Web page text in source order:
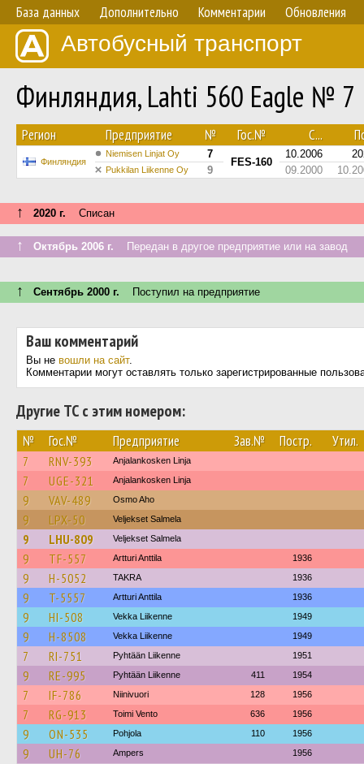
База данных Дополнительно Комментарии Обновления
Автобусный транспорт
Финляндия, Lahti 560 Eagle № 7
Регион Предприятие № Гос.№ С...
Финляндия
Niemisen Linjat Oy 7
FES-160
10.2006
Pukkilan Liikenne Oy 9 09.2000
↑ 2020 г. Списан
↑ Октябрь 2006 г. Передан в другое предприятие или на завод
↑ Сентябрь 2000 г. Поступил на предприятие
Ваш комментарий
Вы не вошли на сайт.
Комментарии могут оставлять только зарегистрированные
Другие ТС с этим номером:
№ Гос.№ Предприятие Зав.№ Постр. Утил.
7 RNV-393 Anjalankosken Linja
7 UGE-321 Anjalankosken Linja
9 VAV-489 Osmo Aho
9 LPX-50 Veljekset Salmela
9 LHU-809 Veljekset Salmela
9 TF-557 Artturi Anttila 1936
9 H-5052 TAKRA 1936
9 T-5557 Artturi Anttila 1936
9 HI-508 Vekka Liikenne 1949
9 H-8508 Vekka Liikenne 1949
7 RI-751 Pyhtään Liikenne 1951
9 RE-995 Pyhtään Liikenne 411 1954
7 IF-786 Niinivuori 128 1956
7 RG-913 Toimi Vento 636 1956
9 ON-535 Pohjola 110 1956
9 UH-76 Ampers 1956